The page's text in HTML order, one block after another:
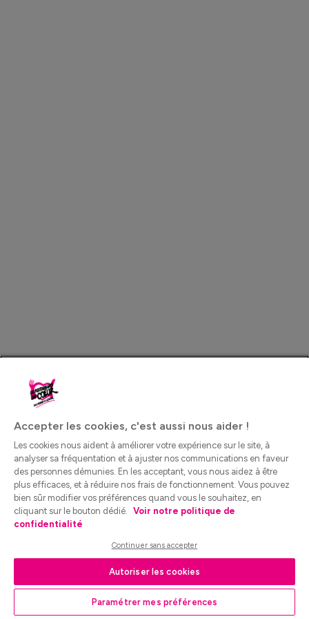
Accepter les cookies, c'est aussi nous aider !
Les cookies nous aident à améliorer votre expérience sur le site, à
analyser sa fréquentation et à ajuster nos communications en faveur
des personnes démunies. En les acceptant, vous nous aidez à être
plus efficaces, et à réduire nos frais de fonctionnement. Vous pouvez
bien sûr modifier vos préférences quand vous le souhaitez, en
cliquant sur le bouton dédié. Voir notre politique de
confidentialité
Continuer sans accepter
Autoriser les cookies
Paramétrer mes préférences